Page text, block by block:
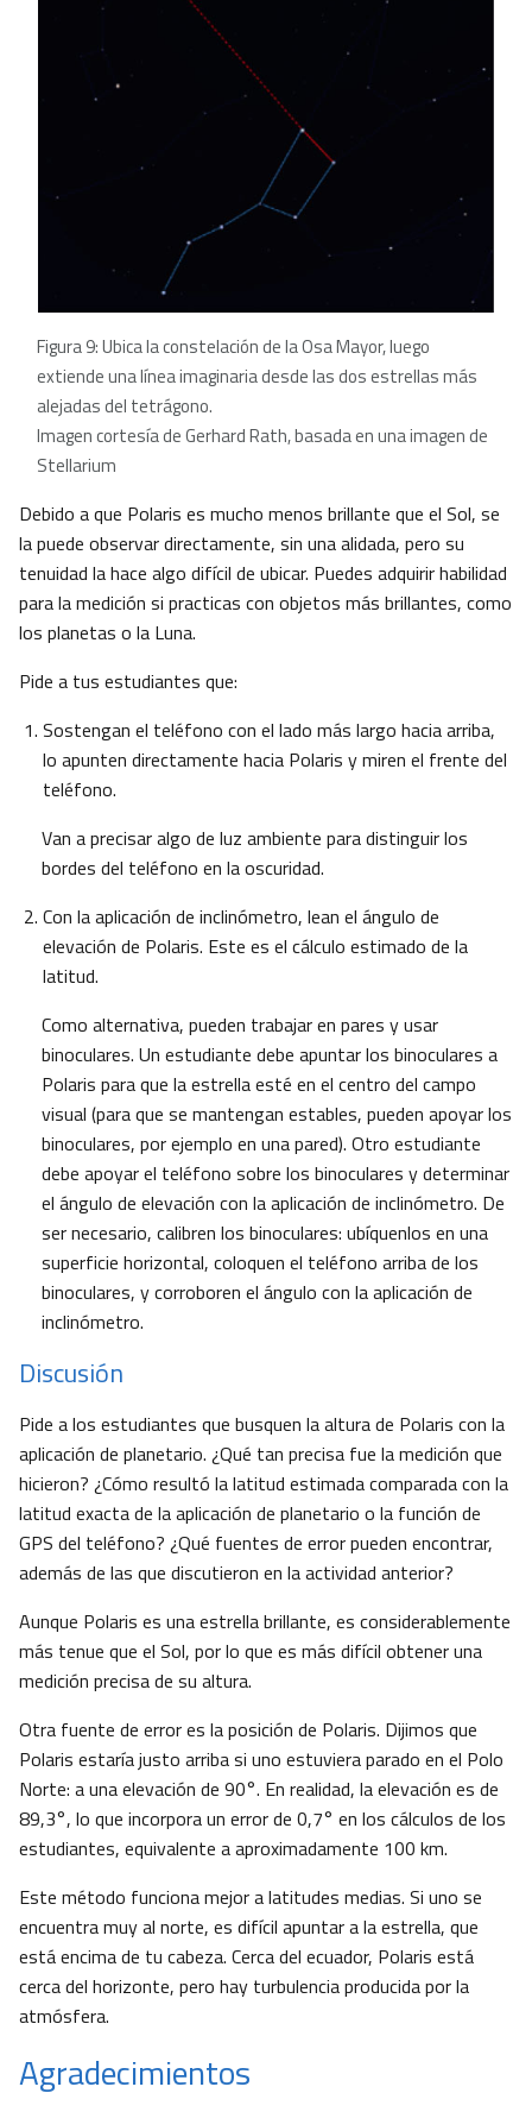
Figura 9: Ubica la constelación de la Osa Mayor, luego
extiende una línea imaginaria desde las dos estrellas más
alejadas del tetrágono.
Imagen cortesía de Gerhard Rath, basada en una imagen de
Stellarium
Debido a que Polaris es mucho menos brillante que el Sol, se
la puede observar directamente, sin una alidada, pero su
tenuidad la hace algo difícil de ubicar. Puedes adquirir habilidad
para la medición si practicas con objetos más brillantes, como
los planetas o la Luna.
Pide a tus estudiantes que:
Sostengan el teléfono con el lado más largo hacia arriba,
lo apunten directamente hacia Polaris y miren el frente del
teléfono.
Van a precisar algo de luz ambiente para distinguir los
bordes del teléfono en la oscuridad.
Con la aplicación de inclinómetro, lean el ángulo de
elevación de Polaris. Este es el cálculo estimado de la
latitud.
Como alternativa, pueden trabajar en pares y usar
binoculares. Un estudiante debe apuntar los binoculares a
Polaris para que la estrella esté en el centro del campo
visual (para que se mantengan estables, pueden apoyar los
binoculares, por ejemplo en una pared). Otro estudiante
debe apoyar el teléfono sobre los binoculares y determinar
el ángulo de elevación con la aplicación de inclinómetro. De
ser necesario, calibren los binoculares: ubíquenlos en una
superficie horizontal, coloquen el teléfono arriba de los
binoculares, y corroboren el ángulo con la aplicación de
inclinómetro.
Discusión
Pide a los estudiantes que busquen la altura de Polaris con la
aplicación de planetario. ¿Qué tan precisa fue la medición que
hicieron? ¿Cómo resultó la latitud estimada comparada con la
latitud exacta de la aplicación de planetario o la función de
GPS del teléfono? ¿Qué fuentes de error pueden encontrar,
además de las que discutieron en la actividad anterior?
Aunque Polaris es una estrella brillante, es considerablemente
más tenue que el Sol, por lo que es más difícil obtener una
medición precisa de su altura.
Otra fuente de error es la posición de Polaris. Dijimos que
Polaris estaría justo arriba si uno estuviera parado en el Polo
Norte: a una elevación de 90°. En realidad, la elevación es de
89,3°, lo que incorpora un error de 0,7° en los cálculos de los
estudiantes, equivalente a aproximadamente 100 km.
Este método funciona mejor a latitudes medias. Si uno se
encuentra muy al norte, es difícil apuntar a la estrella, que
está encima de tu cabeza. Cerca del ecuador, Polaris está
cerca del horizonte, pero hay turbulencia producida por la
atmósfera.
Agradecimientos